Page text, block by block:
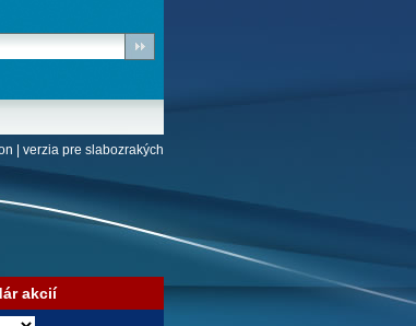
akcií
verzia pre slabozrakých